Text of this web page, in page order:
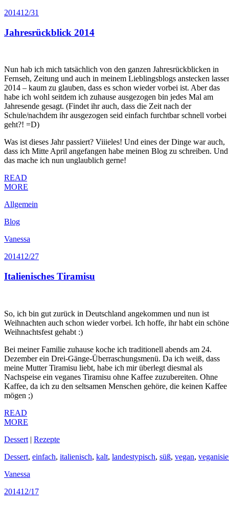
201412/31
Jahresrückblick 2014
Nun hab ich mich tatsächlich von den ganzen Jahresrückblicken in
Fernseh, Zeitung und auch in meinem Lieblingsblogs anstecken
2014 – kaum zu glauben, dass es schon wieder vorbei ist. Aber das
habe ich wohl seitdem ich zuhause ausgezogen bin jedes Mal am
Jahresende gesagt. (Findet ihr auch, dass die Zeit nach der
Schule/nachdem ihr ausgezogen seid einfach furchtbar schnell vorbei
geht?! =D)
Was ist dieses Jahr passiert? Viiieles! Und eines der Dinge war auch,
dass ich Mitte April angefangen habe meinen Blog zu schreiben. Und
das mache ich nun unglaublich gerne!
READ
MORE
Allgemein
Blog
Vanessa
201412/27
Italienisches Tiramisu
So, ich bin gut zurück in Deutschland angekommen und nun ist
Weihnachten auch schon wieder vorbei. Ich hoffe, ihr habt ein
Weihnachtsfest gehabt :)
Bei meiner Familie zuhause koche ich traditionell abends am 24.
Dezember ein Drei-Gänge-Überraschungsmenü. Da ich weiß, dass
meine Mutter Tiramisu liebt, habe ich mir überlegt diesmal als
Nachspeise ein veganes Tiramisu ohne Kaffee zuzubereiten. Ohne
Kaffee, da ich zu den seltsamen Menschen gehöre, die keinen Kaffee
mögen ;)
READ
MORE
Dessert | Rezepte
Dessert, einfach, italienisch, kalt, landestypisch, süß, vegan,
Vanessa
201412/17